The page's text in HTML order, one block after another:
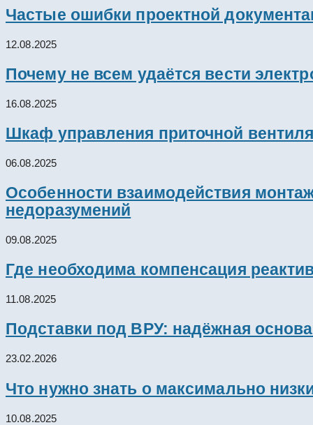
Частые ошибки проектной
12.08.2025
Почему не всем удаётся вести
16.08.2025
Шкаф управления приточной
06.08.2025
Особенности взаимодействия
недоразумений
09.08.2025
Где необходима компенсация
11.08.2025
Подставки под ВРУ: надёжная
23.02.2026
Что нужно знать о максимально
10.08.2025